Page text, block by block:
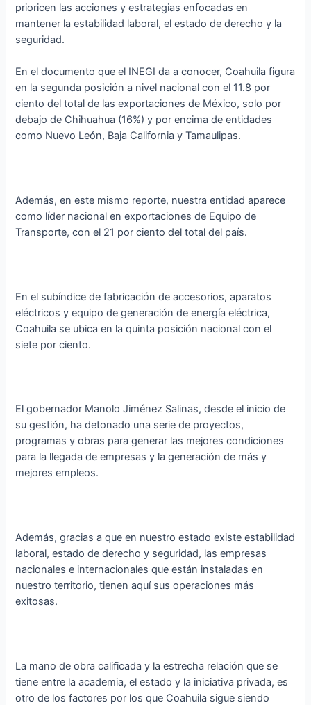
prioricen las acciones y estrategias enfocadas en
mantener la estabilidad laboral, el estado de derecho y la
seguridad.
En el documento que el INEGI da a conocer, Coahuila figura
en la segunda posición a nivel nacional con el 11.8 por
ciento del total de las exportaciones de México, solo por
debajo de Chihuahua (16%) y por encima de entidades
como Nuevo León, Baja California y Tamaulipas.
Además, en este mismo reporte, nuestra entidad aparece
como líder nacional en exportaciones de Equipo de
Transporte, con el 21 por ciento del total del país.
En el subíndice de fabricación de accesorios, aparatos
eléctricos y equipo de generación de energía eléctrica,
Coahuila se ubica en la quinta posición nacional con el
siete por ciento.
El gobernador Manolo Jiménez Salinas, desde el inicio de
su gestión, ha detonado una serie de proyectos,
programas y obras para generar las mejores condiciones
para la llegada de empresas y la generación de más y
mejores empleos.
Además, gracias a que en nuestro estado existe estabilidad
laboral, estado de derecho y seguridad, las empresas
nacionales e internacionales que están instaladas en
nuestro territorio, tienen aquí sus operaciones más
exitosas.
La mano de obra calificada y la estrecha relación que se
tiene entre la academia, el estado y la iniciativa privada, es
otro de los factores por los que Coahuila sigue siendo